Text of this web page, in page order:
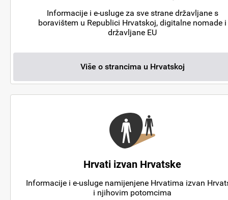
Informacije i e-usluge za sve strane državljane s
boravištem u Republici Hrvatskoj, digitalne nomade i
državljane EU
Više o strancima u Hrvatskoj
Hrvati izvan Hrvatske
Informacije i e-usluge namijenjene Hrvatima izvan
i njihovim potomcima